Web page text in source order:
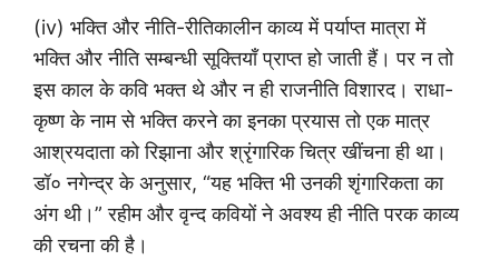
(iv) भक्ति और नीति-रीतिकालीन काव्य में पर्याप्त मात्रा में
भक्ति और नीति सम्बन्धी सूक्तियाँ प्राप्त हो जाती हैं। पर न तो
इस काल के कवि भक्त थे और न ही राजनीति विशारद। राधा-
कृष्ण के नाम से भक्ति करने का इनका प्रयास तो एक मात्र
आश्रयदाता को रिझाना और श्रृंगारिक चित्र खींचना ही था।
डॉ० नगेन्द्र के अनुसार, “यह भक्ति भी उनकी शृंगारिकता का
अंग थी।” रहीम और वृन्द कवियों ने अवश्य ही नीति परक काव्य
की रचना की है।